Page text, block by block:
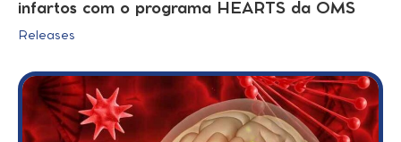
infartos com o programa HEARTS da OMS
Releases